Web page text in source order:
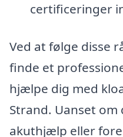
certificeringer
Ved at følge disse
finde et
hjælpe dig med
Strand. Uanset
akuthjælp eller